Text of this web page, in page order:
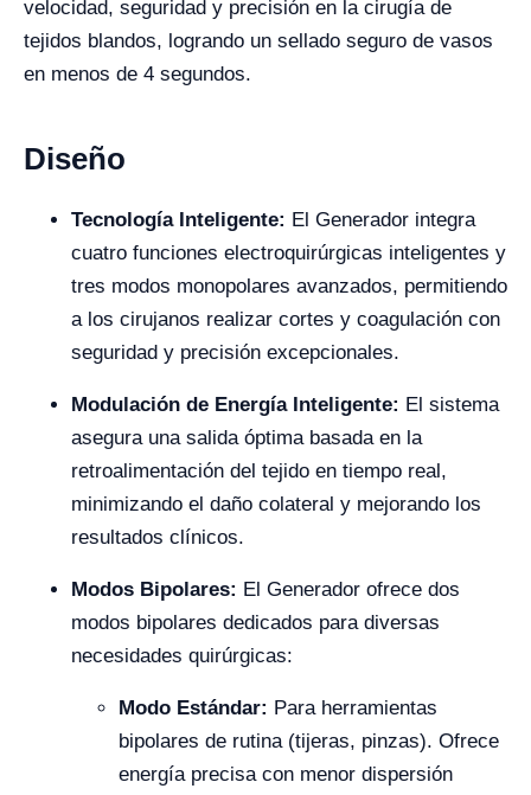
velocidad, seguridad y precisión en la cirugía de
tejidos blandos, logrando un sellado seguro de vasos
en menos de 4 segundos.
Diseño
Tecnología Inteligente: El Generador integra
cuatro funciones electroquirúrgicas inteligentes y
tres modos monopolares avanzados, permitiendo
a los cirujanos realizar cortes y coagulación con
seguridad y precisión excepcionales.
Modulación de Energía Inteligente: El sistema
asegura una salida óptima basada en la
retroalimentación del tejido en tiempo real,
minimizando el daño colateral y mejorando los
resultados clínicos.
Modos Bipolares: El Generador ofrece dos
modos bipolares dedicados para diversas
necesidades quirúrgicas:
Modo Estándar: Para herramientas
bipolares de rutina (tijeras, pinzas). Ofrece
energía precisa con menor dispersión